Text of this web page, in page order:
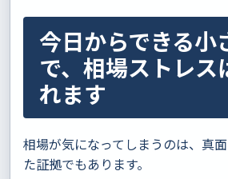
今日からできる小
で、相場ストレス
れます
相場が気になってしまうのは、真
た証拠でもあります。